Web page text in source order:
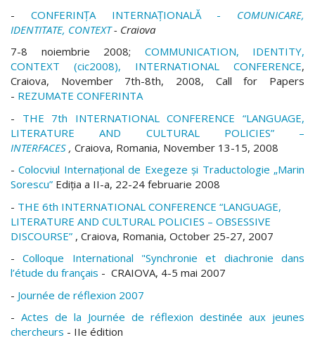
-
CONFERINŢA INTERNAŢIONALĂ -
COMUNICARE,
IDENTITATE, CONTEXT - Craiova
7-8 noiembrie 2008;
COMMUNICATION, IDENTITY,
CONTEXT (cic2008),
INTERNATIONAL CONFERENCE,
Craiova, November 7th-8th, 2008, Call for Papers
- REZUMATE CONFERINTA
-
THE 7th INTERNATIONAL CONFERENCE
“LANGUAGE,
LITERATURE AND CULTURAL POLICIES” –
INTERFACES , Craiova, Romania, November 13-15, 2008
- Colocviul Internaţional de Exegeze şi Traductologie „Marin
Sorescu” Ediţia a II-a, 22-24 februarie 2008
- THE 6th INTERNATIONAL CONFERENCE “LANGUAGE,
LITERATURE AND CULTURAL POLICIES – OBSESSIVE
DISCOURSE” , Craiova, Romania, October 25-27, 2007
-
Colloque International "Synchronie et diachronie dans
l’étude du français - CRAIOVA, 4-5 mai 2007
- Journée de réflexion 2007
- Actes de la Journée de réflexion destinée aux jeunes
chercheurs - IIe édition